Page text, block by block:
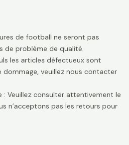
de football ne seront pas
de problème de qualité.
les articles défectueux sont
dommage, veuillez nous contacter
: Veuillez consulter attentivement le
n’acceptons pas les retours pour